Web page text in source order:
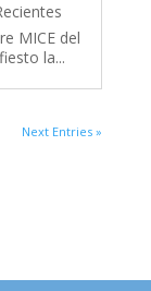
MICE del
la...
Next Entries »